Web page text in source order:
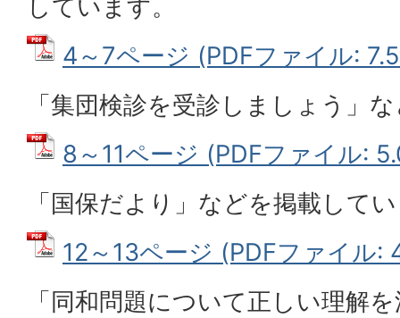
しています。
4～7ページ (PDFファイル:
「集団検診を受診しましょう」
8～11ページ (PDFファイル:
「国保だより」などを掲載して
12～13ページ (PDFファイル:
「同和問題について正しい理解